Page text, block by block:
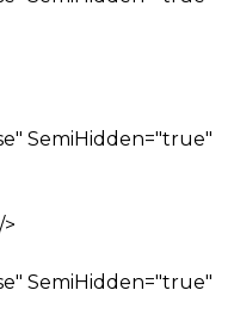
SemiHidden="true"
SemiHidden="true"